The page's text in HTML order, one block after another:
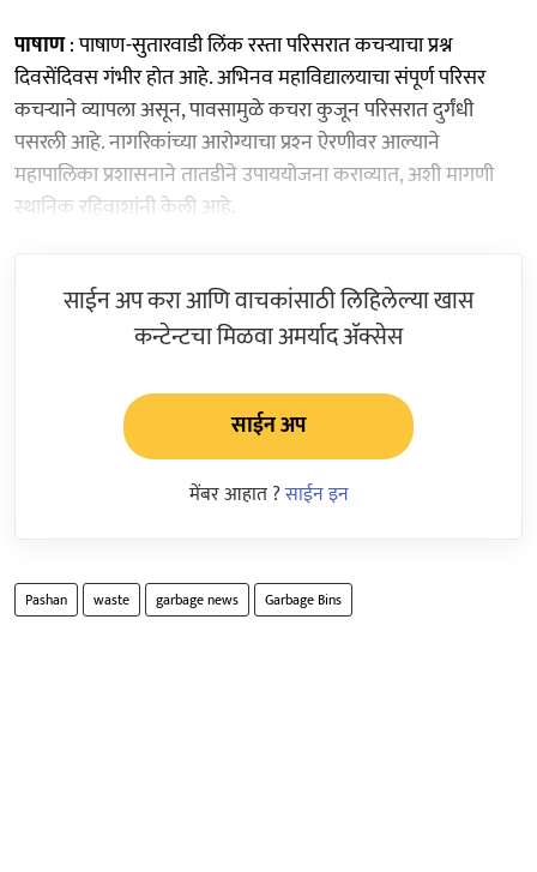
पाषाण: पाषाण-सुतारवाडी लिंक रस्ता परिसरात कचऱ्याचा प्रश्न
दिवसेंदिवस गंभीर होत आहे. अभिनव महाविद्यालयाचा संपूर्ण परिसर
कचऱ्याने व्यापला असून, पावसामुळे कचरा कुजून परिसरात दुर्गंधी
पसरली आहे. नागरिकांच्या आरोग्याचा प्रश्‍न ऐरणीवर आल्याने
महापालिका प्रशासनाने तातडीने उपाययोजना कराव्यात, अशी मागणी
स्थानिक रहिवाशांनी केली आहे.
साईन अप करा आणि वाचकांसाठी लिहिलेल्या खास
कन्टेन्टचा मिळवा अमर्याद ॲक्सेस
साईन अप
मेंबर आहात ?साईन इन
Pashan waste garbage news Garbage Bins